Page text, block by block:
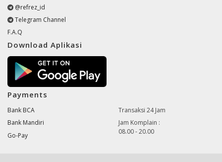
@refrez_id
Telegram Channel
F.A.Q
Download Aplikasi
Payments
Bank BCA
Bank Mandiri
Go-Pay
Transaksi 24 Jam
Jam Komplain :
08.00 - 20.00